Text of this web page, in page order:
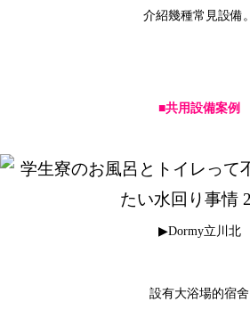
介紹幾種常見設備。
■共用設備案例
▶Dormy立川北
設有大浴場的宿舍